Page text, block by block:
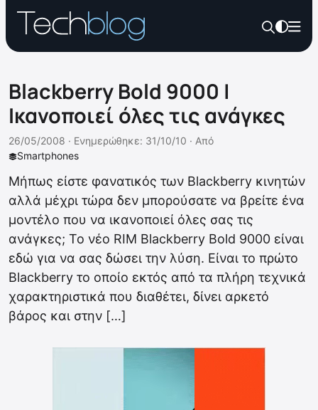
Blackberry Bold 9000 |
Ικανοποιεί όλες τις ανάγκες
Smartphones
26/05/2008 · Ενημερώθηκε: 31/10/10 · Από
Μήπως είστε φανατικός των Blackberry κινητών
αλλά μέχρι τώρα δεν μπορούσατε να βρείτε ένα
μοντέλο που να ικανοποιεί όλες σας τις
ανάγκες; Το νέο RIM Blackberry Bold 9000 είναι
εδώ για να σας δώσει την λύση. Είναι το πρώτο
Blackberry το οποίο εκτός από τα πλήρη τεχνικά
χαρακτηριστικά που διαθέτει, δίνει αρκετό
βάρος και στην […]